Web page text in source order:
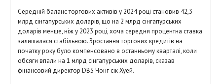
Середній баланс торгових активів у 2024 році становив 42,3
млрд сінгапурських доларів, що на 2 млрд сінгапурських
доларів менше, ніж у 2023 році, хоча середня процентна ставка
залишалася стабільною. Зростання торгових кредитів на
початку року було компенсовано в останньому кварталі, коли
обсяги впали на 1 млрд сінгапурських доларів, сказав
фінансовий директор DBS Чонг сік Хуей.